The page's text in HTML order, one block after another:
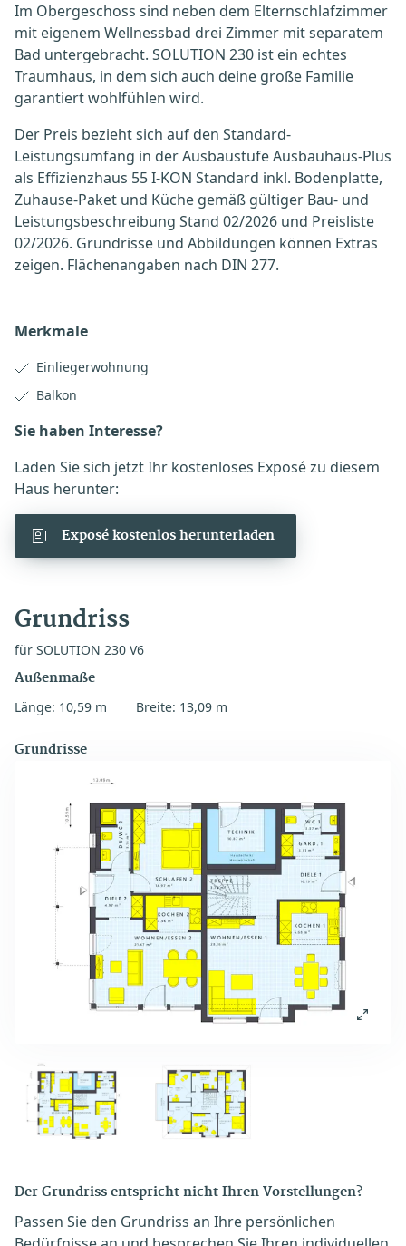
Im Obergeschoss sind neben dem Elternschlafzimmer
mit eigenem Wellnessbad drei Zimmer mit separatem
Bad untergebracht. SOLUTION 230 ist ein echtes
Traumhaus, in dem sich auch deine große Familie
garantiert wohlfühlen wird.
Der Preis bezieht sich auf den Standard-
Leistungsumfang in der Ausbaustufe Ausbauhaus-Plus
als Effizienzhaus 55 I-KON Standard inkl. Bodenplatte,
Zuhause-Paket und Küche gemäß gültiger Bau- und
Leistungsbeschreibung Stand 02/2026 und Preisliste
02/2026. Grundrisse und Abbildungen können Extras
zeigen. Flächenangaben nach DIN 277.
Merkmale
Einliegerwohnung
Balkon
Sie haben Interesse?
Laden Sie sich jetzt Ihr kostenloses Exposé zu diesem
Haus herunter:
Exposé kostenlos herunterladen
Grundriss
für SOLUTION 230 V6
Außenmaße
Länge: 10,59 m Breite: 13,09 m
Grundrisse
Der Grundriss entspricht nicht Ihren Vorstellungen?
Passen Sie den Grundriss an Ihre persönlichen